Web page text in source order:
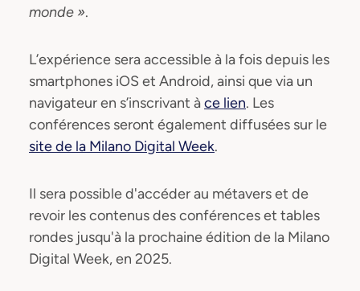
monde ».
L’expérience sera accessible à la fois depuis les
smartphones iOS et Android, ainsi que via un
navigateur en s’inscrivant àce lien. Les
conférences seront également diffusées sur le
site de la Milano Digital Week.
Il sera possible d'accéder au métavers et de
revoir les contenus des conférences et tables
rondes jusqu'à la prochaine édition de la Milano
Digital Week, en 2025.